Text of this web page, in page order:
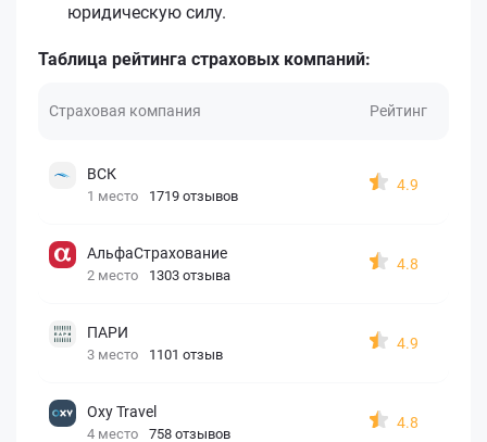
юридическую силу.
Таблица рейтинга страховых компаний:
Страховая компания Рейтинг
ВСК
1 место 1719 отзывов
4.9
АльфаСтрахование
2 место 1303 отзыва
4.8
ПАРИ
3 место 1101 отзыв
4.9
Oxy Travel
4 место 758 отзывов
4.8